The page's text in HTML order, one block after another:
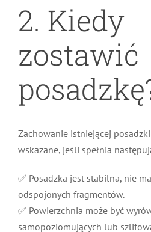
2. Kiedy
zostawić
Zachowanie istniejącej
wskazane, jeśli spełnia
✅ Posadzka jest stabilna, nie
odspojonych fragmentów.
✅ Powierzchnia może być
samopoziomujących lub